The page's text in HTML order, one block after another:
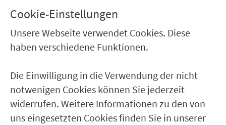
Nürnberg Leipziger Str.
Nürnberg Spitalhof
Nürnberg Tattersall
RÜCKFAHRT
Cookie-Einstellungen
Unsere Webseite verwendet Cookies. Diese
haben verschiedene Funktionen.
Die Einwilligung in die Verwendung der nicht
notwenigen Cookies können Sie jederzeit
widerrufen. Weitere Informationen zu den von
uns eingesetzten Cookies finden Sie in unserer